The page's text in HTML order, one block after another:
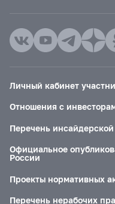
Личный кабинет
Отношения с
Перечень
Официальное
России
Проекты нормативных
Перечень нерабочих